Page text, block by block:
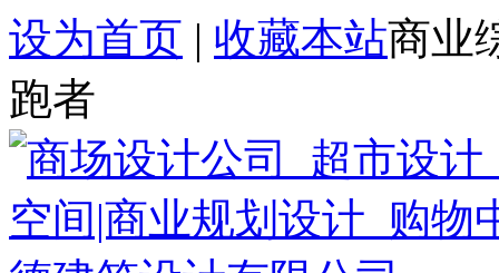
设为首页 | 收藏本站商业
跑者